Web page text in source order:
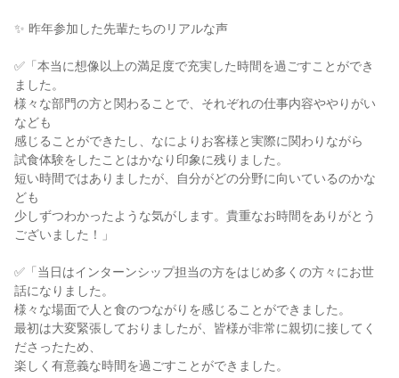
✨ 昨年参加した先輩たちのリアルな声
✅「本当に想像以上の満足度で充実した時間を過ごすことができ
ました。
様々な部門の方と関わることで、それぞれの仕事内容ややりがい
なども
感じることができたし、なによりお客様と実際に関わりながら
試食体験をしたことはかなり印象に残りました。
短い時間ではありましたが、自分がどの分野に向いているのかな
ども
少しずつわかったような気がします。貴重なお時間をありがとう
ございました！」
✅「当日はインターンシップ担当の方をはじめ多くの方々にお世
話になりました。
様々な場面で人と食のつながりを感じることができました。
最初は大変緊張しておりましたが、皆様が非常に親切に接してく
ださったため、
楽しく有意義な時間を過ごすことができました。